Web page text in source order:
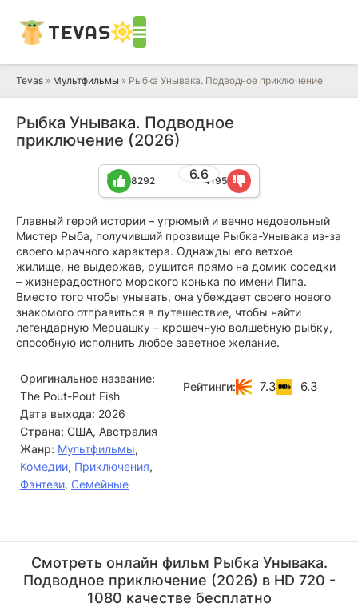
TEVAS
Tevas » Мультфильмы » Рыбка Унывака. Подводное приключение
Рыбка Унывака. Подводное
приключение (2026)
6.6
8292 4195
Главный герой истории – угрюмый и вечно недовольный
Мистер Рыба, получивший прозвище Рыбка-Унывака из-за
своего мрачного характера. Однажды его ветхое
жилище, не выдержав, рушится прямо на домик соседки
– жизнерадостного морского конька по имени Пипа.
Вместо того чтобы унывать, она убеждает своего нового
знакомого отправиться в путешествие, чтобы найти
легендарную Мерцашку – крошечную волшебную рыбку,
способную исполнить любое заветное желание.
Оригинальное название:
The Pout-Pout Fish
Дата выхода: 2026
Страна: США, Австралия
Жанр: Мультфильмы,
Комедии, Приключения,
Фэнтези, Семейные
Рейтинги: 7.3 6.3
(Mr. Fish, озвуч...)
(Dolphins, озвуч...)
Смотреть онлайн фильм Рыбка Унывака.
Подводное приключение (2026) в HD 720 -
1080 качестве бесплатно